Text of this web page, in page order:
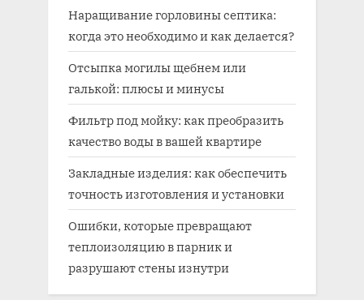
Наращивание горловины септика:
когда это необходимо и как делается?
Отсыпка могилы щебнем или
галькой: плюсы и минусы
Фильтр под мойку: как преобразить
качество воды в вашей квартире
Закладные изделия: как обеспечить
точность изготовления и установки
Ошибки, которые превращают
теплоизоляцию в парник и
разрушают стены изнутри